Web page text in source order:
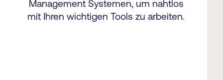
Management Systemen, um nahtlos
mit Ihren wichtigen Tools zu arbeiten.